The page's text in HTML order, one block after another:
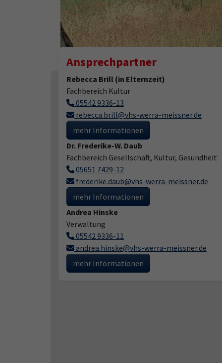
Ansprechpartner
Rebecca Brill (in Elternzeit)
Fachbereich Kultur
05542 9336-13
rebecca.brill@vhs-werra-meissner.de
mehr Informationen
Dr. Frederike-W. Daub
Fachbereich Gesellschaft, Kultur, Gesundheit
05651 7429-12
frederike.daub@vhs-werra-meissner.de
mehr Informationen
Andrea Hinske
Verwaltung
05542 9336-11
andrea.hinske@vhs-werra-meissner.de
mehr Informationen